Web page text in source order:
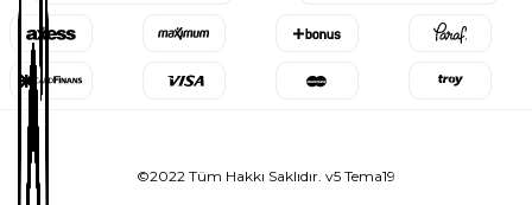
©2022 Tüm Hakkı Saklıdır. v5 Tema19